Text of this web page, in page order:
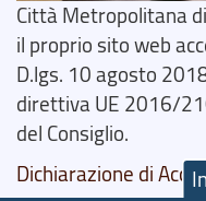
Città Metropolitana
il proprio sito web
D.lgs. 10 agosto
direttiva UE 2016/
del Consiglio.
Dichiarazione di